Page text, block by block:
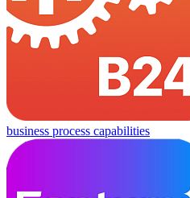
business process capabilities